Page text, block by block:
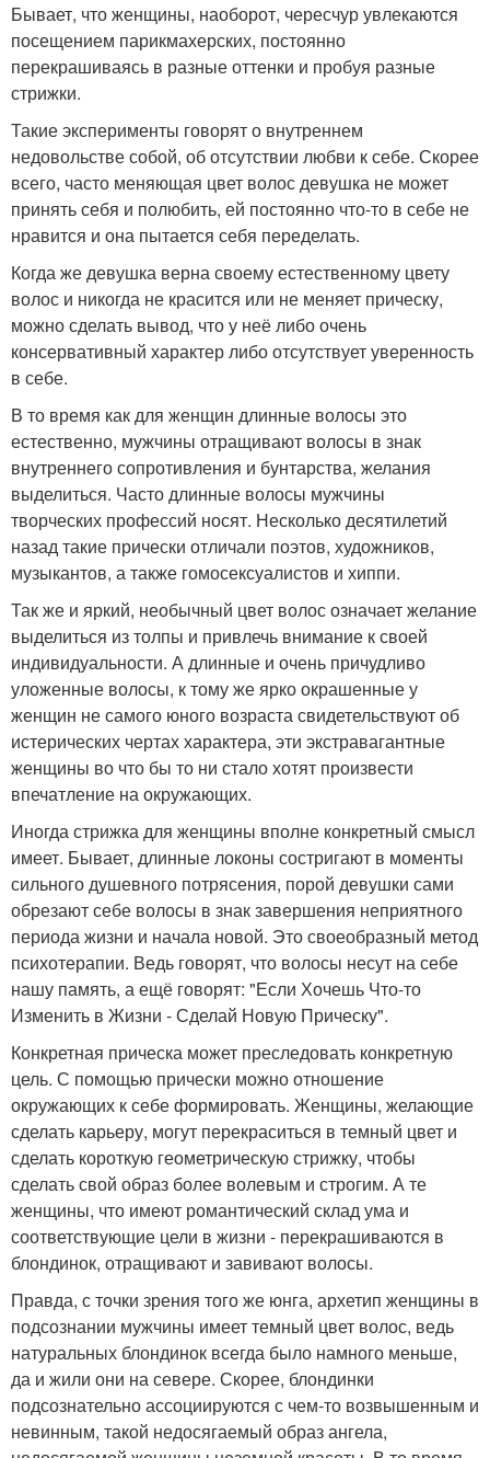
Бывает, что женщины, наоборот, чересчур увлекаются
посещением парикмахерских, постоянно
перекрашиваясь в разные оттенки и пробуя разные
стрижки.
Такие эксперименты говорят о внутреннем
недовольстве собой, об отсутствии любви к себе. Скорее
всего, часто меняющая цвет волос девушка не может
принять себя и полюбить, ей постоянно что-то в себе не
нравится и она пытается себя переделать.
Когда же девушка верна своему естественному цвету
волос и никогда не красится или не меняет прическу,
можно сделать вывод, что у неё либо очень
консервативный характер либо отсутствует уверенность
в себе.
В то время как для женщин длинные волосы это
естественно, мужчины отращивают волосы в знак
внутреннего сопротивления и бунтарства, желания
выделиться. Часто длинные волосы мужчины
творческих профессий носят. Несколько десятилетий
назад такие прически отличали поэтов, художников,
музыкантов, а также гомосексуалистов и хиппи.
Так же и яркий, необычный цвет волос означает желание
выделиться из толпы и привлечь внимание к своей
индивидуальности. А длинные и очень причудливо
уложенные волосы, к тому же ярко окрашенные у
женщин не самого юного возраста свидетельствуют об
истерических чертах характера, эти экстравагантные
женщины во что бы то ни стало хотят произвести
впечатление на окружающих.
Иногда стрижка для женщины вполне конкретный смысл
имеет. Бывает, длинные локоны состригают в моменты
сильного душевного потрясения, порой девушки сами
обрезают себе волосы в знак завершения неприятного
периода жизни и начала новой. Это своеобразный метод
психотерапии. Ведь говорят, что волосы несут на себе
нашу память, а ещё говорят: "Если Хочешь Что-то
Изменить в Жизни - Сделай Новую Прическу".
Конкретная прическа может преследовать конкретную
цель. С помощью прически можно отношение
окружающих к себе формировать. Женщины, желающие
сделать карьеру, могут перекраситься в темный цвет и
сделать короткую геометрическую стрижку, чтобы
сделать свой образ более волевым и строгим. А те
женщины, что имеют романтический склад ума и
соответствующие цели в жизни - перекрашиваются в
блондинок, отращивают и завивают волосы.
Правда, с точки зрения того же юнга, архетип женщины в
подсознании мужчины имеет темный цвет волос, ведь
натуральных блондинок всегда было намного меньше,
да и жили они на севере. Скорее, блондинки
подсознательно ассоциируются с чем-то возвышенным и
невинным, такой недосягаемый образ ангела,